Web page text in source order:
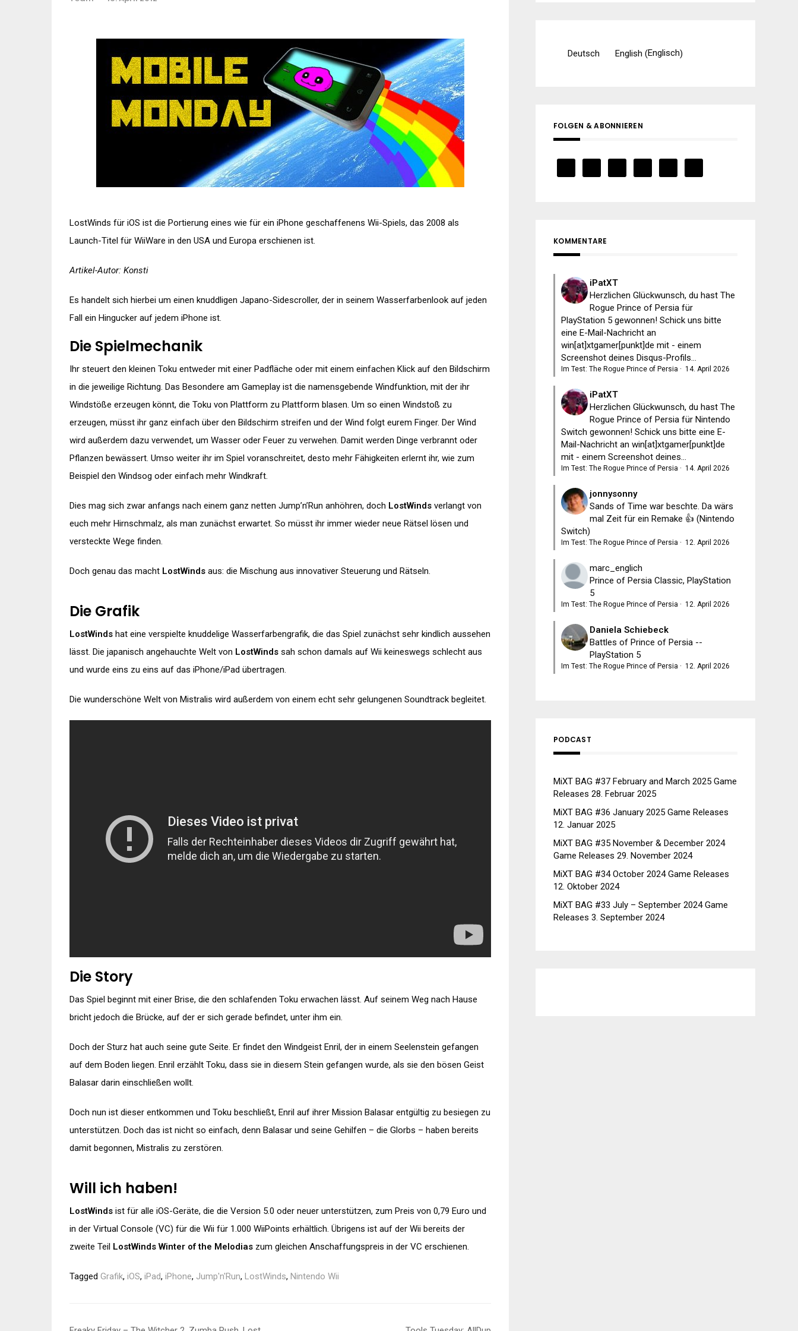
LostWinds für iOS ist die Portierung eines wie für ein iPhone geschaffenens Wii-Spiels, das 2008 als
Launch-Titel für WiiWare in den USA und Europa erschienen ist.
Artikel-Autor: Konsti
Es handelt sich hierbei um einen knuddligen Japano-Sidescroller, der in seinem Wasserfarbenlook auf jeden
Fall ein Hingucker auf jedem iPhone ist.
Die Spielmechanik
Ihr steuert den kleinen Toku entweder mit einer Padfläche oder mit einem einfachen Klick auf den Bildschirm
in die jeweilige Richtung. Das Besondere am Gameplay ist die namensgebende Windfunktion, mit der ihr
Windstöße erzeugen könnt, die Toku von Plattform zu Plattform blasen. Um so einen Windstoß zu
erzeugen, müsst ihr ganz einfach über den Bildschirm streifen und der Wind folgt eurem Finger. Der Wind
wird außerdem dazu verwendet, um Wasser oder Feuer zu verwehen. Damit werden Dinge verbrannt oder
Pflanzen bewässert. Umso weiter ihr im Spiel voranschreitet, desto mehr Fähigkeiten erlernt ihr, wie zum
Beispiel den Windsog oder einfach mehr Windkraft.
Dies mag sich zwar anfangs nach einem ganz netten Jump’n’Run anhöhren, doch LostWinds verlangt von
euch mehr Hirnschmalz, als man zunächst erwartet. So müsst ihr immer wieder neue Rätsel lösen und
versteckte Wege finden.
Doch genau das macht LostWinds aus: die Mischung aus innovativer Steuerung und Rätseln.
Die Grafik
LostWinds hat eine verspielte knuddelige Wasserfarbengrafik, die das Spiel zunächst sehr kindlich aussehen
lässt. Die japanisch angehauchte Welt von LostWinds sah schon damals auf Wii keineswegs schlecht aus
und wurde eins zu eins auf das iPhone/iPad übertragen.
Die wunderschöne Welt von Mistralis wird außerdem von einem echt sehr gelungenen Soundtrack begleitet.
Die Story
Das Spiel beginnt mit einer Brise, die den schlafenden Toku erwachen lässt. Auf seinem Weg nach Hause
bricht jedoch die Brücke, auf der er sich gerade befindet, unter ihm ein.
Doch der Sturz hat auch seine gute Seite. Er findet den Windgeist Enril, der in einem Seelenstein gefangen
auf dem Boden liegen. Enril erzählt Toku, dass sie in diesem Stein gefangen wurde, als sie den bösen Geist
Balasar darin einschließen wollt.
Doch nun ist dieser entkommen und Toku beschließt, Enril auf ihrer Mission Balasar entgültig zu besiegen zu
unterstützen. Doch das ist nicht so einfach, denn Balasar und seine Gehilfen – die Glorbs – haben bereits
damit begonnen, Mistralis zu zerstören.
Will ich haben!
LostWinds ist für alle iOS-Geräte, die die Version 5.0 oder neuer unterstützen, zum Preis von 0,79 Euro und
in der Virtual Console (VC) für die Wii für 1.000 WiiPoints erhältlich. Übrigens ist auf der Wii bereits der
zweite Teil LostWinds Winter of the Melodias zum gleichen Anschaffungspreis in der VC erschienen.
Tagged Grafik, iOS, iPad, iPhone, Jump'n'Run, LostWinds, Nintendo Wii
Deutsch English (Englisch)
FOLGEN & ABONNIEREN
KOMMENTARE
iPatXT
Herzlichen Glückwunsch, du hast The
Rogue Prince of Persia für
PlayStation 5 gewonnen! Schick uns bitte
eine E-Mail-Nachricht an
win[at]xtgamer[punkt]de mit - einem
Screenshot deines Disqus-Profils...
Im Test: The Rogue Prince of Persia · 14. April 2026
iPatXT
Herzlichen Glückwunsch, du hast The
Rogue Prince of Persia für Nintendo
Switch gewonnen! Schick uns bitte eine E-
Mail-Nachricht an win[at]xtgamer[punkt]de
mit - einem Screenshot deines...
Im Test: The Rogue Prince of Persia · 14. April 2026
jonnysonny
Sands of Time war beschte. Da wärs
mal Zeit für ein Remake 👍 (Nintendo
Switch)
Im Test: The Rogue Prince of Persia · 12. April 2026
marc_englich
Prince of Persia Classic, PlayStation
5
Im Test: The Rogue Prince of Persia · 12. April 2026
Daniela Schiebeck
Battles of Prince of Persia --
PlayStation 5
Im Test: The Rogue Prince of Persia · 12. April 2026
PODCAST
MiXT BAG #37 February and March 2025 Game
Releases 28. Februar 2025
MiXT BAG #36 January 2025 Game Releases
12. Januar 2025
MiXT BAG #35 November & December 2024
Game Releases 29. November 2024
MiXT BAG #34 October 2024 Game Releases
12. Oktober 2024
MiXT BAG #33 July – September 2024 Game
Releases 3. September 2024